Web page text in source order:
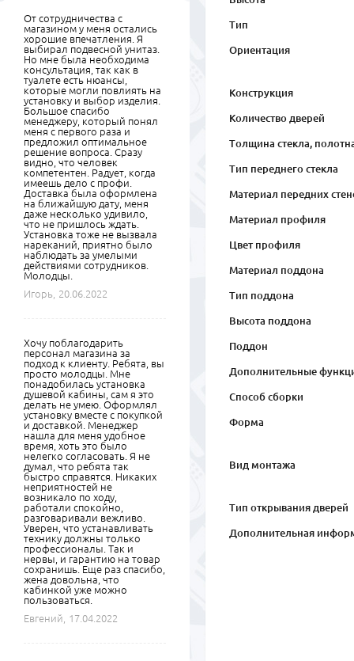
Тип
Ориентация
Конструкция
Количество дверей
Толщина стекла,
Тип переднего стекла
Материал передних
Материал профиля
Цвет профиля
Материал поддона
Тип поддона
Высота поддона
Поддон
Дополнительные
Способ сборки
Форма
Вид монтажа
Тип открывания дверей
Дополнительная
От сотрудничества с
магазином у меня остались
хорошие впечатления. Я
выбирал подвесной унитаз.
Но мне была необходима
консультация, так как в
туалете есть нюансы,
которые могли повлиять на
установку и выбор изделия.
Большое спасибо
менеджеру, который понял
меня с первого раза и
предложил оптимальное
решение вопроса. Сразу
видно, что человек
компетентен. Радует, когда
имеешь дело с профи.
Доставка была оформлена
на ближайшую дату, меня
даже несколько удивило,
что не пришлось ждать.
Установка тоже не вызвала
нареканий, приятно было
наблюдать за умелыми
действиями сотрудников.
Молодцы.
Игорь,
20.06.2022
Хочу поблагодарить
персонал магазина за
подход к клиенту. Ребята, вы
просто молодцы. Мне
понадобилась установка
душевой кабины, сам я это
делать не умею. Оформлял
установку вместе с покупкой
и доставкой. Менеджер
нашла для меня удобное
время, хоть это было
нелегко согласовать. Я не
думал, что ребята так
быстро справятся. Никаких
неприятностей не
возникало по ходу,
работали спокойно,
разговаривали вежливо.
Уверен, что устанавливать
технику должны только
профессионалы. Так и
нервы, и гарантию на товар
сохранишь. Еще раз спасибо,
жена довольна, что
кабинкой уже можно
пользоваться.
Евгений,
17.04.2022